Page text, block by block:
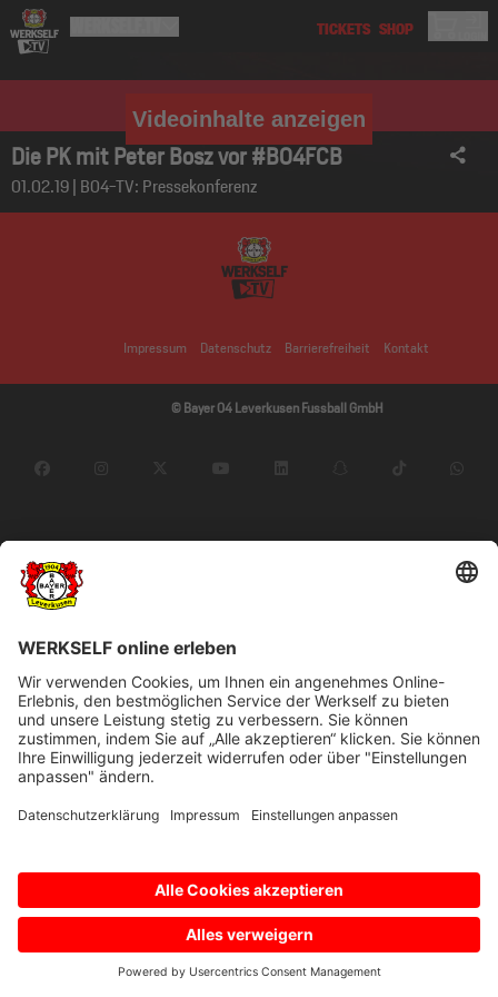
Videoinhalte anzeigen
Die PK mit Peter Bosz vor #B04FCB
01.02.19 | B04-TV: Pressekonferenz
Impressum Datenschutz Barrierefreiheit Kontakt
© Bayer 04 Leverkusen Fussball GmbH